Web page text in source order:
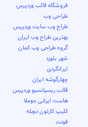
فروشگاه قالب وردپرس
طراحی وب
طراح وب سایت وردپرس
بهترین طراح وب ایران
گروه طراحی وب کمان
شهر بلورد
ایرانگردی
چهارگوشه ایران
قالب ریسپانسیو وردپرس
هاست ایرانی جوملا
کلیپ کارتون دوبله
فونت